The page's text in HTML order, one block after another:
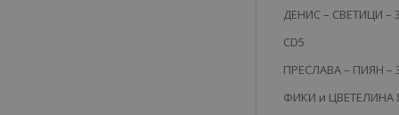
ДЕНИС – СВЕТИЦИ –
CD5
ПРЕСЛАВА – ПИЯН –
ФИКИ и ЦВЕТЕЛИНА